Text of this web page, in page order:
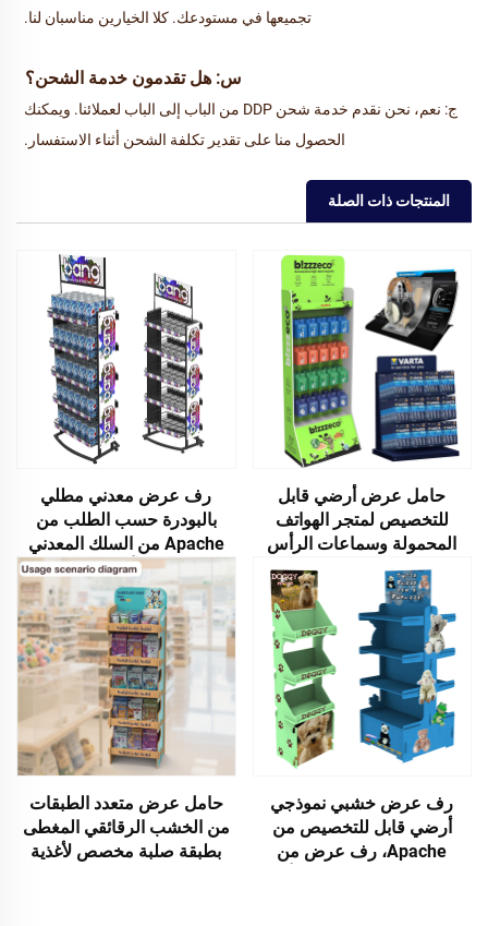
تجميعها في مستودعك. كلا الخيارين مناسبان لنا.
س: هل تقدمون خدمة الشحن؟
الحصول منا على تقدير تكلفة الشحن أثناء الاستفسار.
المنتجات ذات الصلة
رف عرض معدني مطلي
بالبودرة حسب الطلب من
Apache من السلك المعدني
للمرطبات أو علب البيرة
للسوبرماركت أو متاجر الكحول
حامل عرض أرضي قابل
للتخصيص لمتجر الهواتف
المحمولة وسماعات الرأس
وملحقات الجوال
حامل عرض متعدد الطبقات
من الخشب الرقائقي المغطى
بطبقة صلبة مخصص لأغذية
رف عرض خشبي نموذجي
أرضي قابل للتخصيص من
Apache، رف عرض من